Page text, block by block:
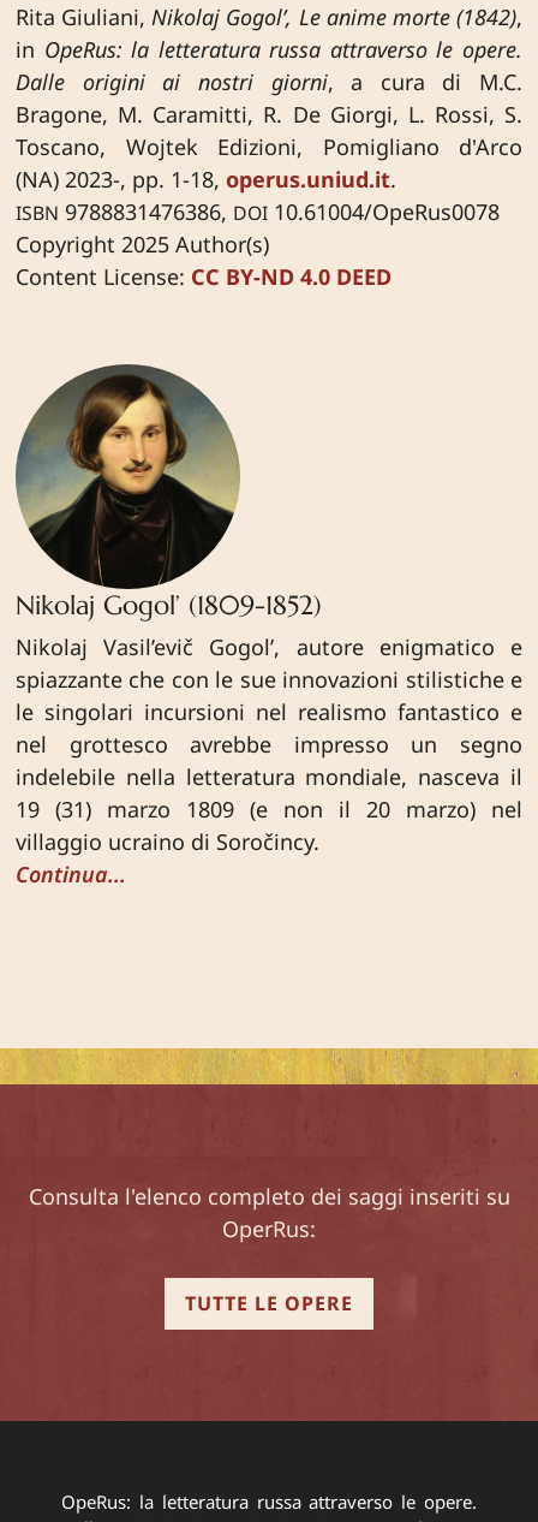
Rita Giuliani, Nikolaj Gogol’, Le anime morte (1842),
in OpeRus: la letteratura russa attraverso le opere.
Dalle origini ai nostri giorni, a cura di M.C.
Bragone, M. Caramitti, R. De Giorgi, L. Rossi, S.
Toscano, Wojtek Edizioni, Pomigliano d'Arco
(NA) 2023-, pp. 1-18, operus.uniud.it.
ISBN 9788831476386, DOI 10.61004/OpeRus0078
Copyright 2025 Author(s)
Content License: CC BY-ND 4.0 DEED
Nikolaj Gogol’ (1809-1852)
Nikolaj Vasil’evič Gogol’, autore enigmatico e
spiazzante che con le sue innovazioni stilistiche e
le singolari incursioni nel realismo fantastico e
nel grottesco avrebbe impresso un segno
indelebile nella letteratura mondiale, nasceva il
19 (31) marzo 1809 (e non il 20 marzo) nel
villaggio ucraino di Soročincy.
Continua...
Consulta l'elenco completo dei saggi inseriti su
OperRus:
TUTTE LE OPERE
OpeRus: la letteratura russa attraverso le opere.